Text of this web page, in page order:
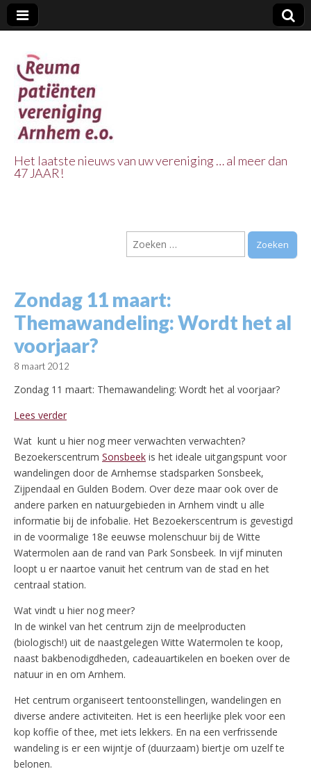
Vereniging
Arnhem e.o.
Het laatste nieuws van uw vereniging … al meer dan
47 JAAR!
Zoeken
naar:
Zondag 11 maart:
Themawandeling: Wordt het al
voorjaar?
8 maart 2012
Zondag 11 maart: Themawandeling: Wordt het al voorjaar?
Lees verder
Wat kunt u hier nog meer verwachten verwachten?
Bezoekerscentrum Sonsbeek is het ideale uitgangspunt voor
wandelingen door de Arnhemse stadsparken Sonsbeek,
Zijpendaal en Gulden Bodem. Over deze maar ook over de
andere parken en natuurgebieden in Arnhem vindt u alle
informatie bij de infobalie. Het Bezoekerscentrum is gevestigd
in de voormalige 18e eeuwse molenschuur bij de Witte
Watermolen aan de rand van Park Sonsbeek. In vijf minuten
loopt u er naartoe vanuit het centrum van de stad en het
centraal station.
Wat vindt u hier nog meer?
In de winkel van het centrum zijn de meelproducten
(biologisch!) uit de naastgelegen Witte Watermolen te koop,
naast bakbenodigdheden, cadeauartikelen en boeken over de
natuur in en om Arnhem.
Het centrum organiseert tentoonstellingen, wandelingen en
diverse andere activiteiten. Het is een heerlijke plek voor een
kop koffie of thee, met iets lekkers. En na een verfrissende
wandeling is er een wijntje of (duurzaam) biertje om uzelf te
belonen.